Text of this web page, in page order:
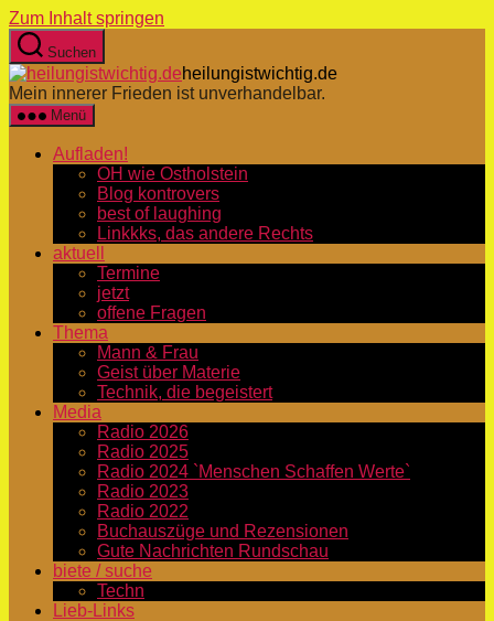
Zum Inhalt springen
Suchen
heilungistwichtig.de
Mein innerer Frieden ist unverhandelbar.
Menü
Aufladen!
OH wie Ostholstein
Blog kontrovers
best of laughing
Linkkks, das andere Rechts
aktuell
Termine
jetzt
offene Fragen
Thema
Mann & Frau
Geist über Materie
Technik, die begeistert
Media
Radio 2026
Radio 2025
Radio 2024 `Menschen Schaffen Werte`
Radio 2023
Radio 2022
Buchauszüge und Rezensionen
Gute Nachrichten Rundschau
biete / suche
Techn
Lieb-Links